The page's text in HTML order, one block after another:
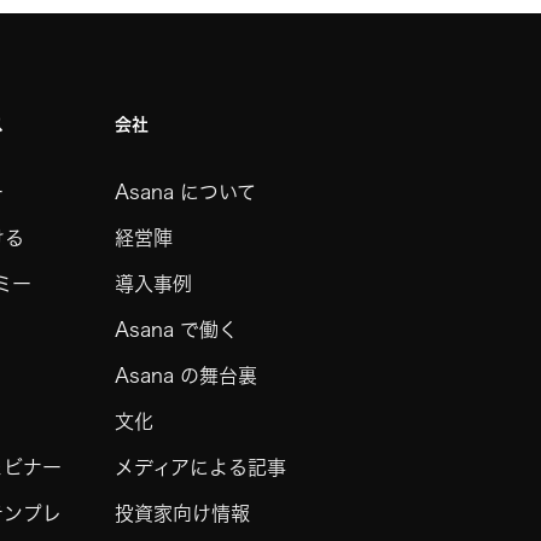
ー
ナー
プレ
会社
Asana について
経営陣
導入事例
Asana で働く
Asana の舞台裏
文化
メディアによる記事
投資家向け情報